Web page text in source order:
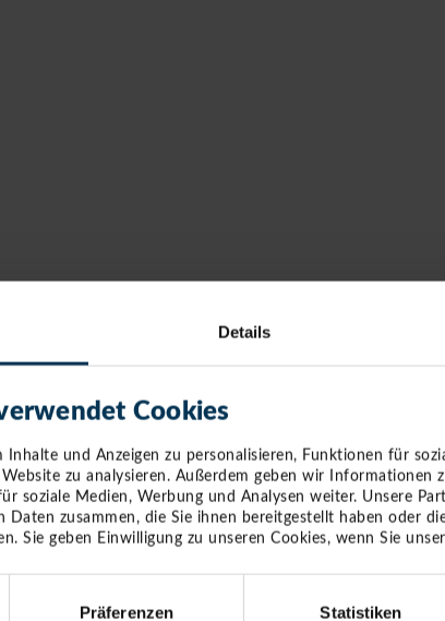
Details
Cookies
Inhalte und Anzeigen zu personalisieren, Funktionen für
zu analysieren. Außerdem geben wir Informationen
soziale Medien, Werbung und Analysen weiter. Unsere
Daten zusammen, die Sie ihnen bereitgestellt haben oder
Sie geben Einwilligung zu unseren Cookies, wenn Sie
Präferenzen Statistiken